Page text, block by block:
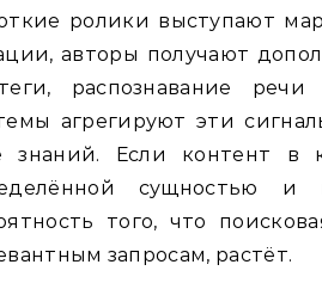
ролики выступают
авторы получают
распознавание
агрегируют эти
знаний. Если контент в
сущностью и
того, что
запросам, растёт.